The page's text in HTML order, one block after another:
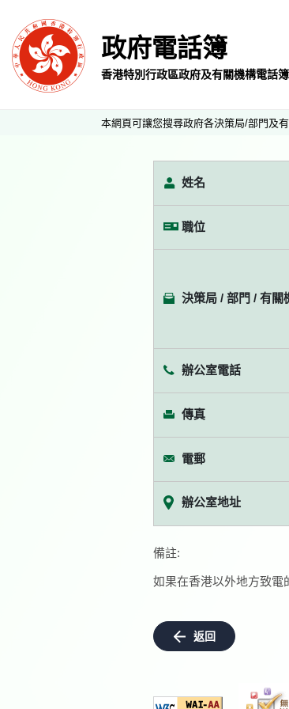
政府電話簿
香港特別行政區政府及有關機構電話簿
本網頁可讓您搜尋政府各決策局/部門及
姓名
職位
決策局 / 部門 / 有關
辦公室電話
傳真
電郵
辦公室地址
備註:
如果在香港以外地方致電
返回